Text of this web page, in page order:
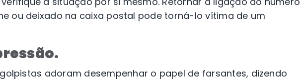
ou deixado na caixa postal pode torná-lo vítima de um
adoram desempenhar o papel de farsantes, dizendo